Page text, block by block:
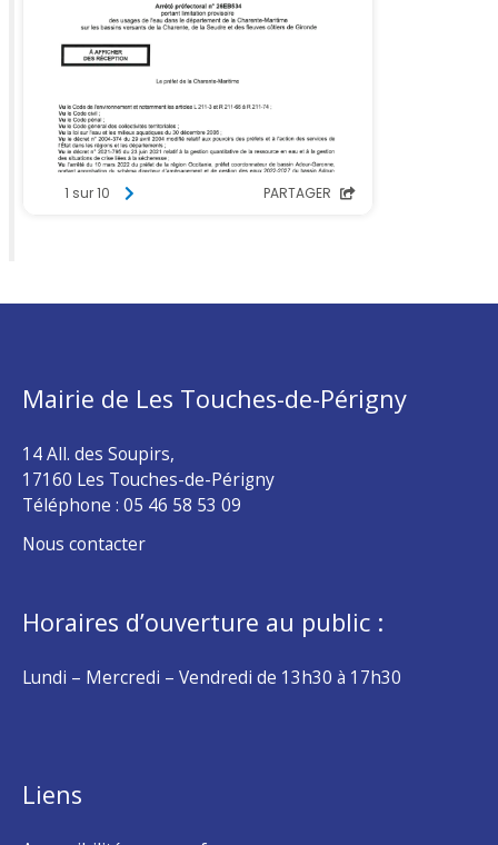
Mairie de Les Touches-de-Périgny
14 All. des Soupirs,
17160 Les Touches-de-Périgny
Téléphone : 05 46 58 53 09
Nous contacter
Horaires d’ouverture au public :
Lundi – Mercredi – Vendredi de 13h30 à 17h30
Liens